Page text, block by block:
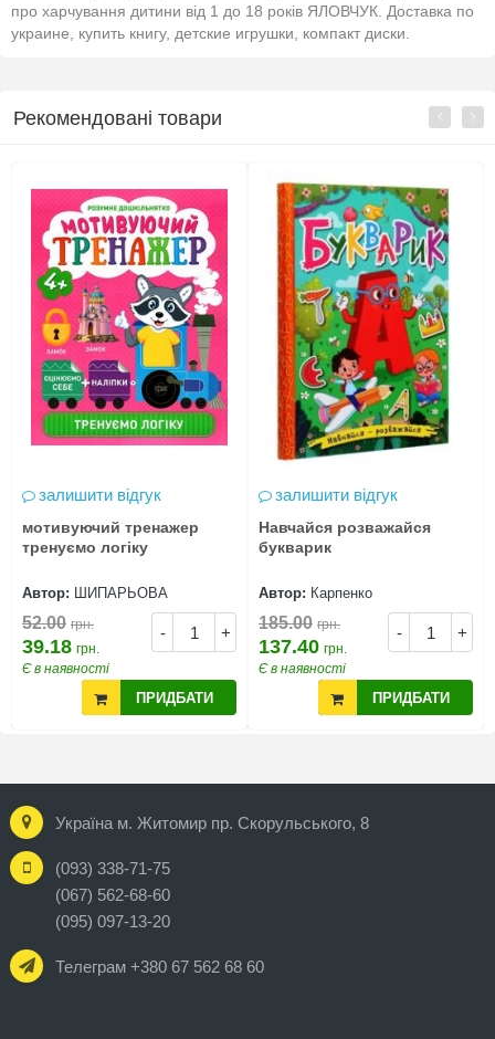
про харчування дитини від 1 до 18 років ЯЛОВЧУК. Доставка по
украине, купить книгу, детские игрушки, компакт диски.
Рекомендовані товари
залишити відгук
мотивуючий тренажер
тренуємо логіку
Автор: ШИПАРЬОВА
- +
52.00 грн.
39.18 грн.
Є в наявності
ПРИДБАТИ
залишити відгук
Навчайся розважайся
букварик
Автор: Карпенко
- +
185.00 грн.
137.40 грн.
Є в наявності
ПРИДБАТИ
Україна м. Житомир пр. Скорульського, 8
(093) 338-71-75
(067) 562-68-60
(095) 097-13-20
Телеграм +380 67 562 68 60